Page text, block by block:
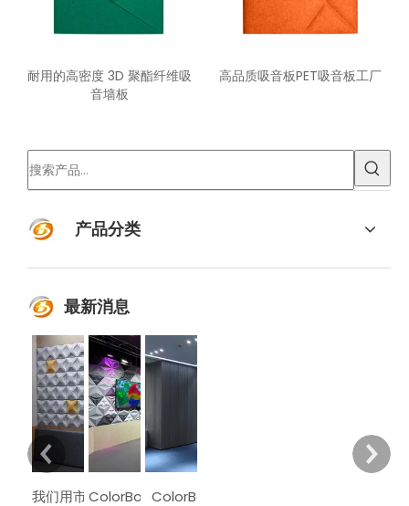
耐用的高密度 3D 聚酯纤维吸
音墙板
高品质吸音板PET吸音板工厂
产品分类
最新消息
ColorBo 以声学为主要设计元素